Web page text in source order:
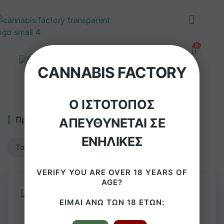
CANNABIS FACTORY
Ο ΙΣΤΌΤΟΠΟΣ
ΑΠΕΥΘΎΝΕΤΑΙ ΣΕ
ΕΝΉΛΙΚΕΣ
VERIFY YOU ARE OVER 18 YEARS OF
AGE?
ΕΊΜΑΙ ΆΝΩ ΤΩΝ 18 ΕΤΏΝ:
Προβάλλονται όλα - 4 αποτελέσματα